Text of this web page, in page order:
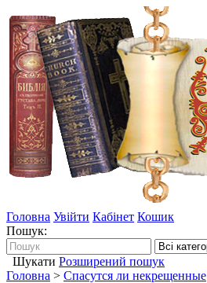
Головна Увійти Кабінет Кошик
Пошук:
Шукати Розширений пошук
Головна > Спасутся ли некрещенные